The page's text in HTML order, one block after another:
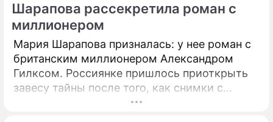
Шарапова рассекретила роман с
миллионером
Мария Шарапова призналась: у нее роман с
британским миллионером Александром
Гилксом. Россиянке пришлось приоткрыть
завесу тайны после того, как снимки с
целующим ягодицы теннисистки Гилксом